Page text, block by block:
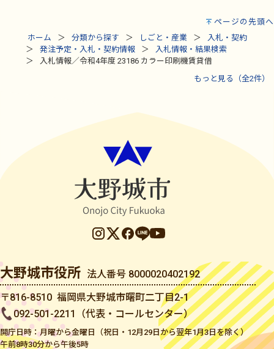
ページの先頭へ
ホーム
分類から探す しごと・産業
入札・契約
発注予定・入札・契約情報
入札情報・結果検索
入札情報／令和4年度 23186 カラー印刷機賃貸借
もっと見る（全2件）
大野城市役所 法人番号 8000020402192
〒816-8510 福岡県大野城市曙町二丁目2-1
092-501-2211（代表・コールセンター）
開庁日時：月曜から金曜日（祝日・12月29日から翌年1月3日を除く）
午前8時30分から午後5時